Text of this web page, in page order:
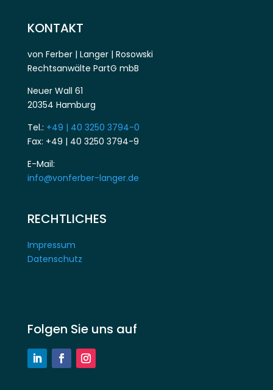
KONTAKT
von Ferber | Langer | Rosowski
Rechtsanwälte PartG mbB
Neuer Wall 61
20354 Hamburg
Tel.: +49 | 40 3250 3794-0
Fax: +49 | 40 3250 3794-9
E-Mail:
info@vonferber-langer.de
RECHTLICHES
Impressum
Datenschutz
Folgen Sie uns auf